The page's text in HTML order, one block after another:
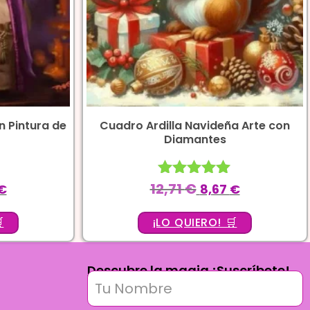
Pintura de
Cuadro Ardilla Navideña Arte con
Diamantes
Valorado
5.00
de 5
12,71€ 8,67 €
¡LO QUIERO! 🛒
Descubre la magia ¡Suscríbete!